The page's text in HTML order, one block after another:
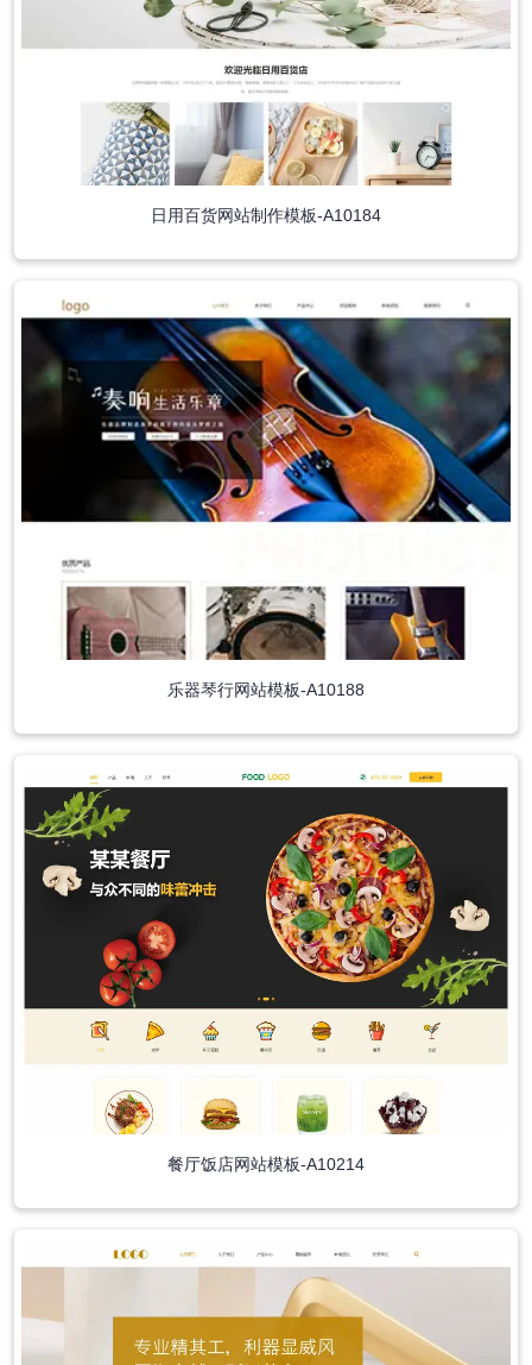
日用百货网站制作模板-A10184
乐器琴行网站模板-A10188
餐厅饭店网站模板-A10214